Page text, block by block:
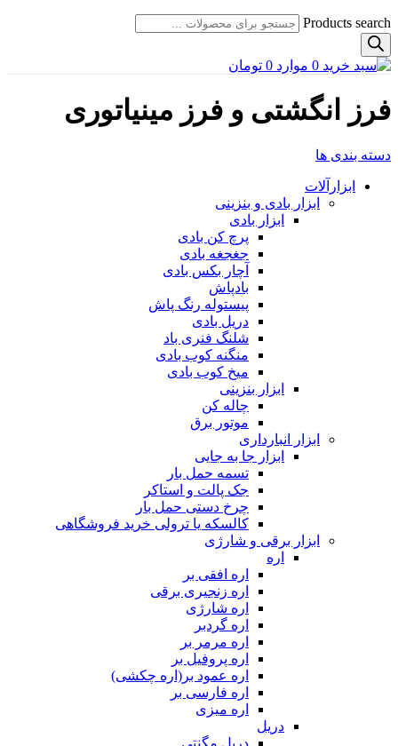
Products search
0 موارد 0 تومان
فرز انگشتی و فرز مینیاتوری
دسته بندی ها
ابزارآلات
ابزار بادی و بنزینی
ابزار بادی
پرچ کن بادی
جغجغه بادی
آچار بکس بادی
بادپاش
پیستوله رنگ پاش
دریل بادی
شلنگ فنری باد
منگنه کوب بادی
میخ کوب بادی
ابزار بنزینی
چاله کن
موتور برق
ابزار انبارداری
ابزار جا به جایی
تسمه حمل بار
جک پالت و استاکر
چرخ دستی حمل بار
کالسکه یا ترولی خرید فروشگاهی
ابزار برقی و شارژی
اره
اره افقی بر
اره زنجیری برقی
اره شارژی
اره گردبر
اره مرمر بر
اره پروفیل بر
اره عمود بر(اره چکشی)
اره فارسی بر
اره میزی
دریل
دریل مگنتی